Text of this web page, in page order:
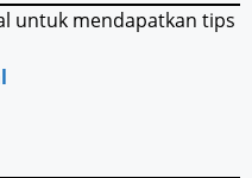
untuk mendapatkan tips